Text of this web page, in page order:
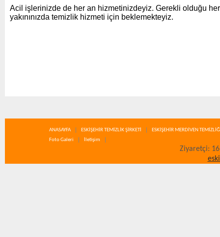
Acil işlerinizde de her an hizmetinizdeyiz. Gerekli olduğu
yakınınızda temizlik hizmeti için beklemekteyiz.
ANASAYFA ESKİŞEHİR TEMİZLİK ŞİRKETİ
ESKİŞEHİR MERDİVEN
Foto Galeri
İletişim
Ziyaretçi: